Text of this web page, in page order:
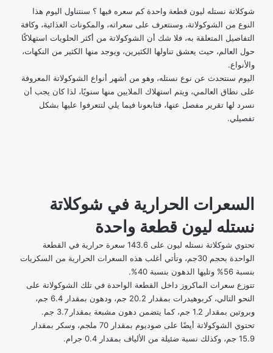
شوكلاتة نستله ليون قطعة واحدة كم سعره فيها ؟ سنتناول اليوم هذا
النوع من الشوكولاتة، وسنتعرف على سعراته، والمكونات الغذائية، وكافة
التفاصيل المتعلقة به، فلا شك أن الشوكولاتة من أكثر الحلويات استهلاكًا
حول العالم، حيث يعشق تناولها الكثيرين، ويوجد منها الكثير من النكهات،
والأنواع.
اليوم سنتحدث عن نوع نستله، وهو من أشهر أنواع الشوكولاتة المعروفة
على نطاق العالمي، ويتم استهلاك الملايين منها سنويًا، لذا كان يجب أن
نسرد لها تقرير مفصل عنها، فتابعونا فيما يلي لتتعرفوا عليها بشكل
تفصيلي.
السعرات الحرارية في شوكلاتة
نستله ليون قطعة واحدة
تحتوي شوكلاتة نستله ليون على 143.6 سعرة حرارية في القطعة
الواحدة بحجم 30جم، وتأتي أغلب هذه السعرات الحرارية من السكريات
بنسبة 56% وتليها الدهون بنسبة 40%.
تتوزع سعرات الماكروز داخل القطعة الواحدة في تلك الشوكولاتة على
النحو التالي، كربوهيدرات بمقدار 20.2 جم، ودهون بمقدار 6.4 جم،
وبروتين بمقدار 1.2 جم، كما يتضمن دهون مشبعة بمقدار 3.7 جم.
تحتوي الشوكولاتة أيضًا على صوديوم بمقدار 70 ملجم، وسكر بمقدار
15.9 جم، وكذلك نسبة ضئيلة من الألياف بمقدار 0.4 جرام.